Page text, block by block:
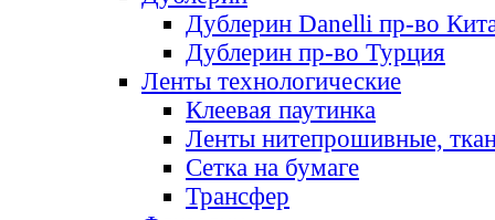
Дублерин Danelli пр-во
Дублерин пр-во Турция
Ленты технологические
Клеевая паутинка
Ленты нитепрошивные,
Сетка на бумаге
Трансфер